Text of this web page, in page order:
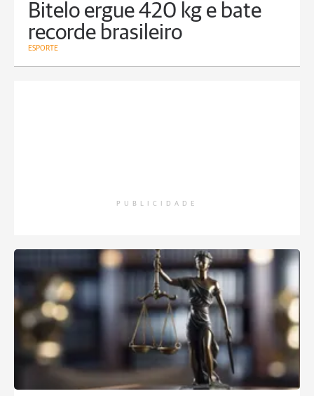
Bitelo ergue 420 kg e bate
recorde brasileiro
ESPORTE
PUBLICIDADE